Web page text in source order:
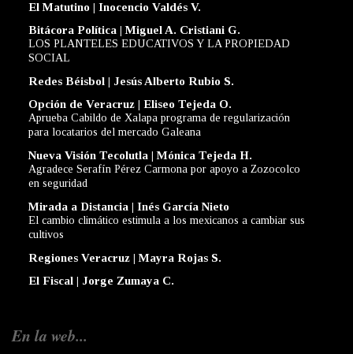
El Matutino | Inocencio Valdés V.
Bitácora Política | Miguel A. Cristiani G.
LOS PLANTELES EDUCATIVOS Y LA PROPIEDAD
SOCIAL
Redes Béisbol | Jesús Alberto Rubio S.
Opción de Veracruz | Eliseo Tejeda O.
Aprueba Cabildo de Xalapa programa de regularización
para locatarios del mercado Galeana
Nueva Visión Tecolutla | Mónica Tejeda H.
Agradece Serafín Pérez Carmona por apoyo a Zozocolco
en seguridad
Mirada a Distancia | Inés García Nieto
El cambio climático estimula a los mexicanos a cambiar sus
cultivos
Regiones Veracruz | Mayra Rojas S.
El Fiscal | Jorge Zumaya C.
En la web...